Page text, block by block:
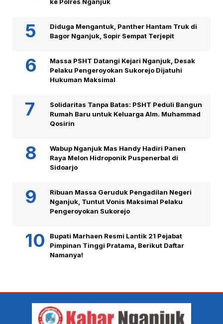
ke Polres Nganjuk
Diduga Mengantuk, Panther Hantam Truk di
Bagor Nganjuk, Sopir Sempat Terjepit
Massa PSHT Datangi Kejari Nganjuk, Desak
Pelaku Pengeroyokan Sukorejo Dijatuhi
Hukuman Maksimal
Solidaritas Tanpa Batas: PSHT Peduli Bangun
Rumah Baru untuk Keluarga Alm. Muhammad
Qosirin
Wabup Nganjuk Mas Handy Hadiri Panen
Raya Melon Hidroponik Puspenerbal di
Sidoarjo
Ribuan Massa Geruduk Pengadilan Negeri
Nganjuk, Tuntut Vonis Maksimal Pelaku
Pengeroyokan Sukorejo
Bupati Marhaen Resmi Lantik 21 Pejabat
Pimpinan Tinggi Pratama, Berikut Daftar
Namanya!